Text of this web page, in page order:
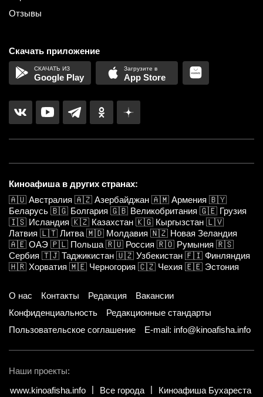
Отзывы
Скачать приложение
Google Play App Store
Киноафиша в других странах:
🇦🇺 Австралия 🇦🇿 Азербайджан 🇦🇲 Армения 🇧🇾
Беларусь 🇧🇬 Болгария 🇬🇧 Великобритания 🇬🇪 Грузия
🇮🇸 Исландия 🇰🇿 Казахстан 🇰🇬 Кыргызстан 🇱🇻
Латвия 🇱🇹 Литва 🇲🇩 Молдавия 🇳🇿 Новая Зеландия
🇦🇪 ОАЭ 🇵🇱 Польша 🇷🇺 Россия 🇷🇴 Румыния 🇷🇸
Сербия 🇹🇯 Таджикистан 🇺🇿 Узбекистан 🇫🇮 Финляндия
🇭🇷 Хорватия 🇲🇪 Черногория 🇨🇿 Чехия 🇪🇪 Эстония
О нас Контакты Редакция
Вакансии
Конфиденциальность
Редакционные стандарты
Пользовательское соглашение
E-mail: info@kinoafisha.info
Наши проекты:
www.kinoafisha.info
Все города Киноафиша Бухареста